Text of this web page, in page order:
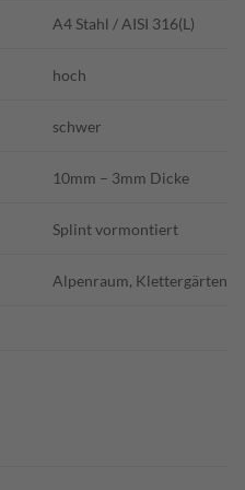
A4 Stahl / AISI 316(L)
hoch
schwer
10mm – 3mm Dicke
Splint vormontiert
Alpenraum, Klettergärten